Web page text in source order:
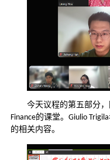
今天议程的第五部分
Finance的课堂。 Giulio Trigila
的相关内容。